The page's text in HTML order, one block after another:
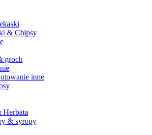
& Chipsy
groch
inne
Herbata
& syropy